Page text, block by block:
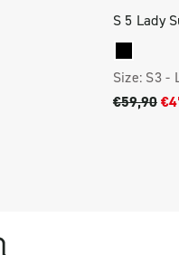
S 5 Lady
Size: S3 -
€59,90